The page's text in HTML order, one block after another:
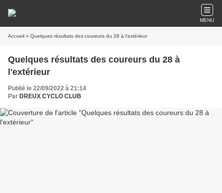
MENU
Accueil » Quelques résultats des coureurs du 28 à l'extérieur
Quelques résultats des coureurs du 28 à
l'extérieur
Publié le 22/09/2022 à 21:14
Par DREUX CYCLO CLUB